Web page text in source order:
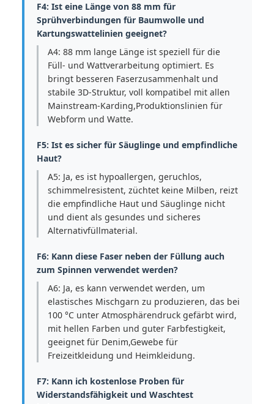
F4: Ist eine Länge von 88 mm für
Sprühverbindungen für Baumwolle und
Kartungswattelinien geeignet?
A4: 88 mm lange Länge ist speziell für die
Füll- und Wattverarbeitung optimiert. Es
bringt besseren Faserzusammenhalt und
stabile 3D-Struktur, voll kompatibel mit allen
Mainstream-Karding,Produktionslinien für
Webform und Watte.
F5: Ist es sicher für Säuglinge und empfindliche
Haut?
A5: Ja, es ist hypoallergen, geruchlos,
schimmelresistent, züchtet keine Milben, reizt
die empfindliche Haut und Säuglinge nicht
und dient als gesundes und sicheres
Alternativfüllmaterial.
F6: Kann diese Faser neben der Füllung auch
zum Spinnen verwendet werden?
A6: Ja, es kann verwendet werden, um
elastisches Mischgarn zu produzieren, das bei
100 °C unter Atmosphärendruck gefärbt wird,
mit hellen Farben und guter Farbfestigkeit,
geeignet für Denim,Gewebe für
Freizeitkleidung und Heimkleidung.
F7: Kann ich kostenlose Proben für
Widerstandsfähigkeit und Waschtest